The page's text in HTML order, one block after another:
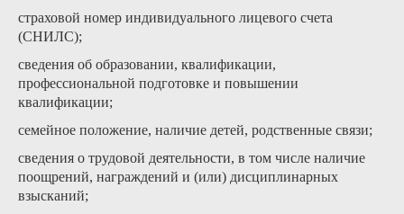
страховой номер индивидуального лицевого счета
(СНИЛС);
сведения об образовании, квалификации,
профессиональной подготовке и повышении
квалификации;
семейное положение, наличие детей, родственные связи;
сведения о трудовой деятельности, в том числе наличие
поощрений, награждений и (или) дисциплинарных
взысканий;